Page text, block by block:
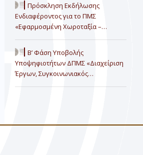
Πρόσκληση Εκδήλωσης
Ενδιαφέροντος για το ΠΜΣ
«Εφαρμοσμένη Χωροταξία –…
Β’ Φάση Υποβολής
Υποψηφιοτήτων ΔΠΜΣ «Διαχείριση
Έργων, Συγκοινωνιακός…